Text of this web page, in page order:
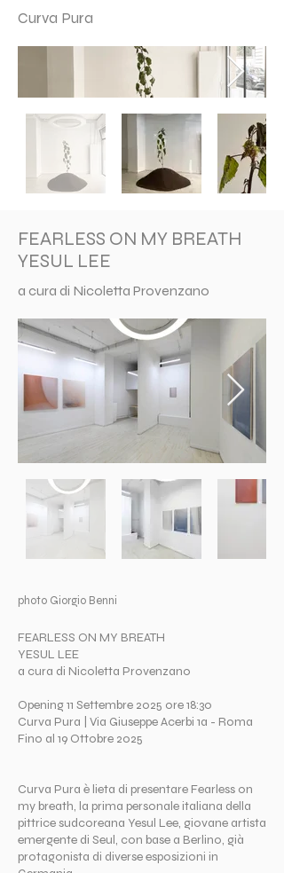
Curva Pura
FEARLESS ON MY BREATH
YESUL LEE
a cura di Nicoletta Provenzano
photo Giorgio Benni
FEARLESS ON MY BREATH
YESUL LEE
a cura di Nicoletta Provenzano
Opening 11 Settembre 2025 ore 18:30
Curva Pura | Via Giuseppe Acerbi 1a - Roma
Fino al 19 Ottobre 2025
Curva Pura è lieta di presentare Fearless on
my breath, la prima personale italiana della
pittrice sudcoreana Yesul Lee, giovane artista
emergente di Seul, con base a Berlino, già
protagonista di diverse esposizioni in